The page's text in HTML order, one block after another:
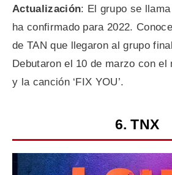
Actualización: El grupo se
ha confirmado para 2022.
de TAN que llegaron al grupo
Debutaron el 10 de marzo con el
y la canción ‘FIX YOU’.
6. TNX